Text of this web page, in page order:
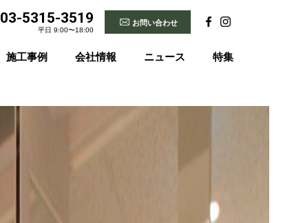
03-5315-3519
平日 9:00〜18:00
お問い合わせ
施工事例 会社情報 ニュース 特集